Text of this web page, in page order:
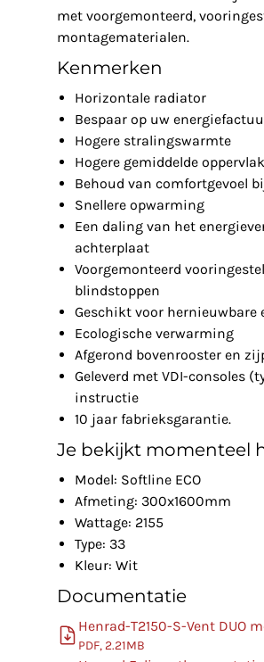
met voorgemonteerd,
montagematerialen.
Kenmerken
Horizontale radiator
Bespaar op uw
Hogere stralingswarmte
Hogere gemiddelde
Behoud van comfortgevoel
Snellere opwarming
Een daling van het
achterplaat
Voorgemonteerd
blindstoppen
Geschikt voor hernieuwbare
Ecologische verwarming
Afgerond bovenrooster en
Geleverd met VDI-consoles
instructie
10 jaar fabrieksgarantie.
Je bekijkt momenteel
Model: Softline ECO
Afmeting: 300x1600mm
Wattage: 2155
Type: 33
Kleur: Wit
Documentatie
Henrad-T2150-S-Vent DUO
PDF, 2.21MB